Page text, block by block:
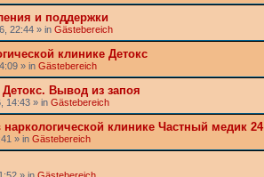
и поддержки
22:44 » in Gästebereich
клинике Детокс
» in Gästebereich
Детокс. Вывод из запоя
14:43 » in Gästebereich
клинике Частный медик 24
» in Gästebereich